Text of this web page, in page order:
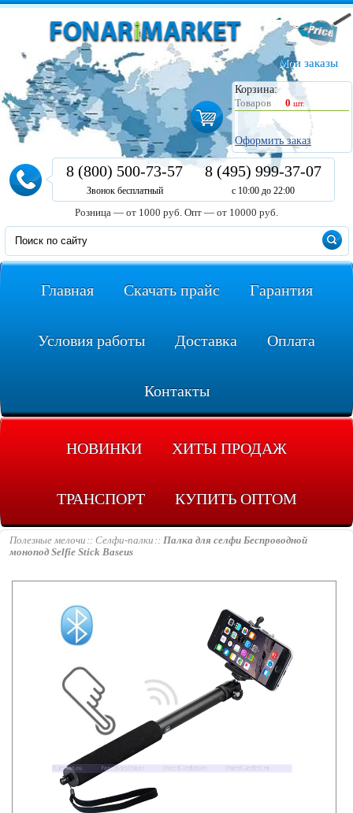
Мои заказы
Корзина:
Товаров
0 шт.
Оформить заказ
8 (800) 500-73-57
Звонок бесплатный
8 (495) 999-37-07
с 10:00 до 22:00
Розница — от 1000 руб. Опт — от 10000 руб.
Главная Скачать прайс Гарантия
Условия работы Доставка Оплата
Контакты
НОВИНКИ ХИТЫ ПРОДАЖ
ТРАНСПОРТ КУПИТЬ ОПТОМ
Полезные мелочи Селфи-палки
Палка для селфи Беспроводной
монопод Selfie Stick Baseus